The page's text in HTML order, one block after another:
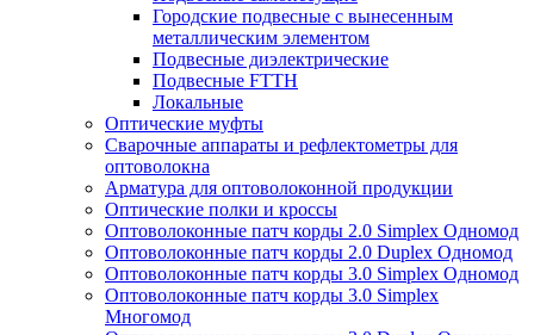
Городские подвесные с вынесенным
металлическим элементом
Подвесные диэлектрические
Подвесные FTTH
Локальные
Оптические муфты
Сварочные аппараты и рефлектометры для
оптоволокна
Арматура для оптоволоконной продукции
Оптические полки и кроссы
Оптоволоконные патч корды 2.0 Simplex Одномод
Оптоволоконные патч корды 2.0 Duplex Одномод
Оптоволоконные патч корды 3.0 Simplex Одномод
Оптоволоконные патч корды 3.0 Simplex
Многомод